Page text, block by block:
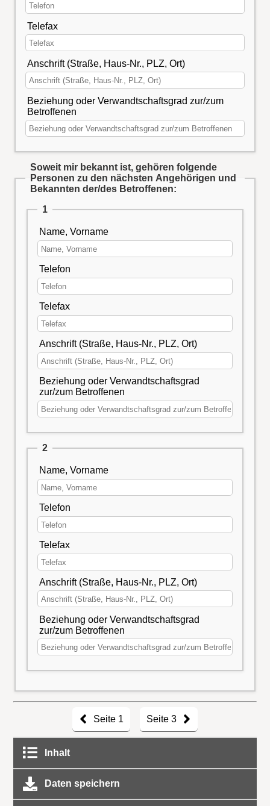
Telefax
Anschrift (Straße, Haus-Nr., PLZ, Ort)
Beziehung oder Verwandtschaftsgrad zur/zum
Betroffenen
Soweit mir bekannt ist, gehören folgende
Personen zu den nächsten Angehörigen und
Bekannten der/des Betroffenen:
1
Name, Vorname
Telefon
Telefax
Anschrift (Straße, Haus-Nr., PLZ, Ort)
Beziehung oder Verwandtschaftsgrad
zur/zum Betroffenen
2
Name, Vorname
Telefon
Telefax
Anschrift (Straße, Haus-Nr., PLZ, Ort)
Beziehung oder Verwandtschaftsgrad
zur/zum Betroffenen
Seite 1 Seite 3
Inhalt
Daten speichern